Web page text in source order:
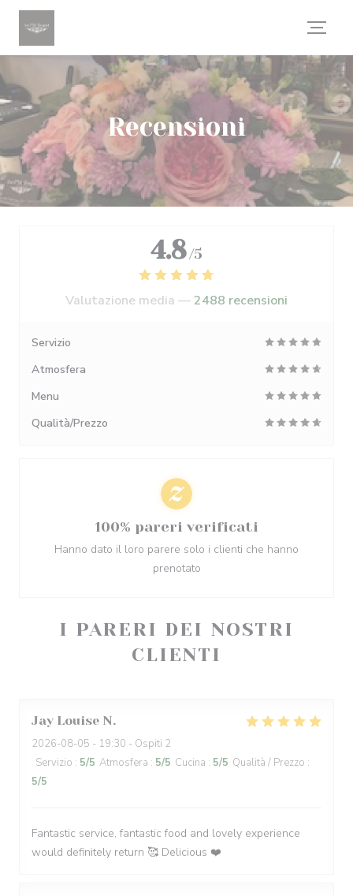
Personalizzazione delle tue scelte sui cookie
Recensioni
I PARERI DEI NOSTRI
CLIENTI
Jay Louise N
2026-08-05 - 19:30 - Ospiti 2
Servizio : 5/5 Atmosfera : 5/5 Cucina : 5/5 Qualità / Prezzo :
5/5
Fantastic service, fantastic food and lovely experience
would definitely return 🥰 Delicious ❤️
4.8 /5
Valutazione media —2488 recensioni
Servizio
Atmosfera
Menu
Qualità/Prezzo
100% pareri verificati
Hanno dato il loro parere solo i clienti che hanno
prenotato